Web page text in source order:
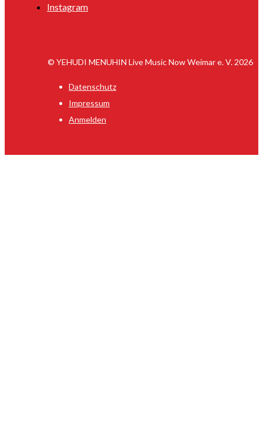
Instagram
© YEHUDI MENUHIN Live Music Now Weimar e. V. 2026
Datenschutz
Impressum
Anmelden